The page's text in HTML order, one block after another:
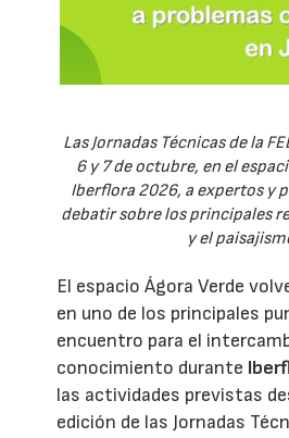
Las Jornadas Técnicas de la
6 y 7 de octubre, en el
Iberflora 2026, a expertos y
debatir sobre los principales
y el
El espacio Ágora Verde
en uno de los principales
encuentro para el
conocimiento durante
las actividades previstas
edición de las Jornadas